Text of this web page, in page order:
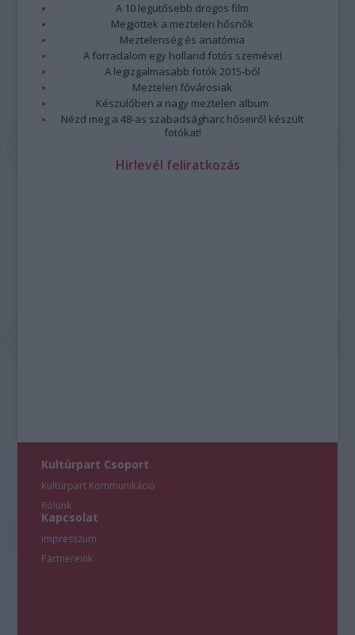
A 10 legütősebb drogos film
Megjöttek a meztelen hősnők
Meztelenség és anatómia
A forradalom egy holland fotós szemével
A legizgalmasabb fotók 2015-ből
Meztelen fővárosiak
Készülőben a nagy meztelen album
Nézd meg a 48-as szabadságharc hőseiről készült
fotókat!
Hírlevél feliratkozás
Kultúrpart Csoport
Kultúrpart Kommunikáció
Rólunk
Kapcsolat
Impresszum
Partnereink